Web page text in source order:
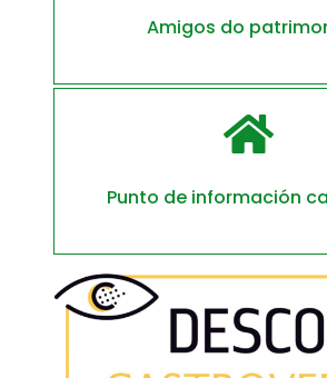
Amigos do

Punto de información